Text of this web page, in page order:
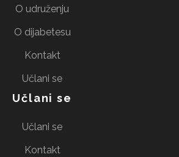
O udruženju
O dijabetesu
Kontakt
Učlani se
Učlani se
Učlani se
Kontakt